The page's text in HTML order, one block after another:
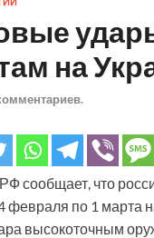
на
сообщает, что
февраля по 1 марта
высокоточным